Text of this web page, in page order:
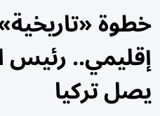
خطوة
إقليمي.. رئيس
يصل تركيا